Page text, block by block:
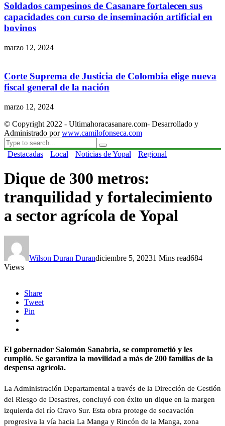
Soldados campesinos de Casanare fortalecen sus
capacidades con curso de inseminación artificial en
bovinos
marzo 12, 2024
Corte Suprema de Justicia de Colombia elige nueva
fiscal general de la nación
marzo 12, 2024
© Copyright 2022 - Ultimahoracasanare.com- Desarrollado y
Administrado porwww.camilofonseca.com
Destacadas Local Noticias de Yopal Regional
Dique de 300 metros:
tranquilidad y fortalecimiento
a sector agrícola de Yopal
Wilson Duran Durandiciembre 5, 20231 Mins read684
Views
Share
Tweet
Pin
El gobernador Salomón Sanabria, se comprometió y les
cumplió. Se garantiza la movilidad a más de 200 familias de la
despensa agrícola.
La Administración Departamental a través de la Dirección de Gestión
del Riesgo de Desastres, concluyó con éxito un dique en la margen
izquierda del río Cravo Sur. Esta obra protege de socavación
progresiva la vía hacia La Manga y Rincón de la Manga, zona